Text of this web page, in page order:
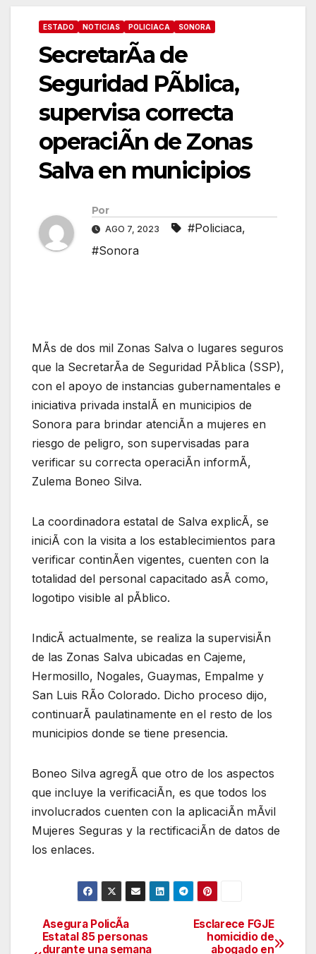
ESTADO NOTICIAS POLICIACA SONORA
SecretarÃa de
Seguridad PÃblica,
supervisa correcta
operaciÃn de Zonas
Salva en municipios
Por
AGO 7, 2023 #Policiaca,
#Sonora
MÃs de dos mil Zonas Salva o lugares seguros
que la SecretarÃa de Seguridad PÃblica (SSP),
con el apoyo de instancias gubernamentales e
iniciativa privada instalÃ en municipios de
Sonora para brindar atenciÃn a mujeres en
riesgo de peligro, son supervisadas para
verificar su correcta operaciÃn informÃ,
Zulema Boneo Silva.
La coordinadora estatal de Salva explicÃ, se
iniciÃ con la visita a los establecimientos para
verificar continÃen vigentes, cuenten con la
totalidad del personal capacitado asÃ como,
logotipo visible al pÃblico.
IndicÃ actualmente, se realiza la supervisiÃn
de las Zonas Salva ubicadas en Cajeme,
Hermosillo, Nogales, Guaymas, Empalme y
San Luis RÃo Colorado. Dicho proceso dijo,
continuarÃ paulatinamente en el resto de los
municipios donde se tiene presencia.
Boneo Silva agregÃ que otro de los aspectos
que incluye la verificaciÃn, es que todos los
involucrados cuenten con la aplicaciÃn mÃvil
Mujeres Seguras y la rectificaciÃn de datos de
los enlaces.
Navegación
Esclarece FGJE
homicidio de
abogado en
Asegura PolicÃa
Estatal 85 personas
durante una semana